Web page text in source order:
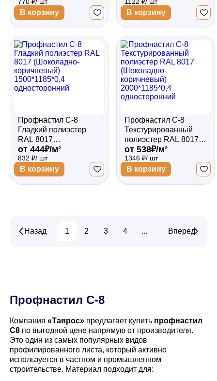
коричневый)
1500*1185*0,35
односторонний
В корзину
коричневый)
1500*1185*0,5
двухсторонний
В корзину
Профнастил С-8
Гладкий полиэстер
RAL 8017
(Шоколадно-
коричневый)
1500*1185*0,4
односторонний
от 444₽/м²
832 ₽/ шт
В корзину
Профнастил С-8
Текстурированный
полиэстер RAL 8017
(Шоколадно-
коричневый)
2000*1185*0,4
односторонний
от 538₽/м²
1346 ₽/ шт
В корзину
Назад 1 2 3 4 ... 14
Вперед
Профнастил С-8
Компания «Таврос» предлагает купить профнастил
С8 по выгодной цене напрямую от производителя.
Это один из самых популярных видов
профилированного листа, который активно
используется в частном и промышленном
строительстве. Материал подходит для: